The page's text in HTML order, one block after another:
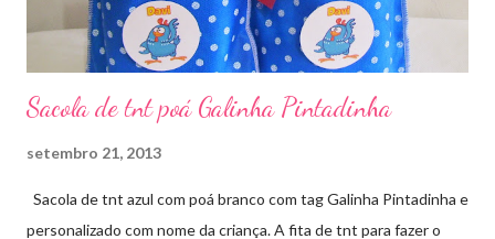
Sacola de tnt poá Galinha Pintadinha
setembro 21, 2013
Sacola de tnt azul com poá branco com tag Galinha Pintadinha e
personalizado com nome da criança. A fita de tnt para fazer o